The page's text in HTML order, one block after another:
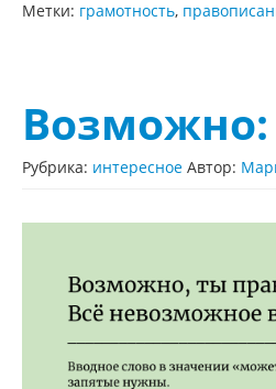
Метки: грамотность,
Возможно:
Рубрика: интересное Автор: